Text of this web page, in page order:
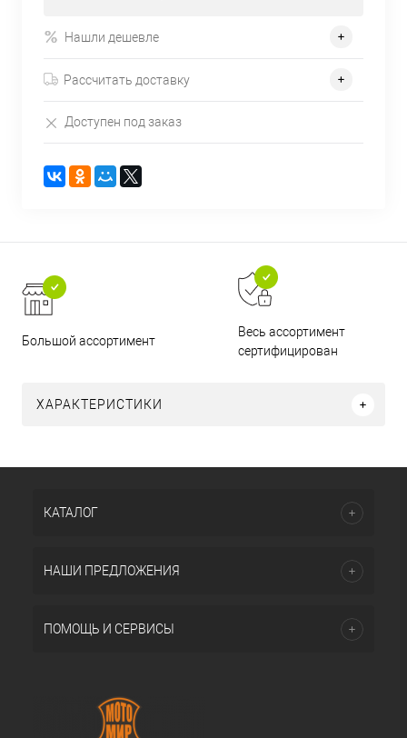
Нашли дешевле
Рассчитать доставку
Доступен под заказ
Большой ассортимент
Весь ассортимент
сертифицирован
ХАРАКТЕРИСТИКИ
КАТАЛОГ
НАШИ ПРЕДЛОЖЕНИЯ
ПОМОЩЬ И СЕРВИСЫ